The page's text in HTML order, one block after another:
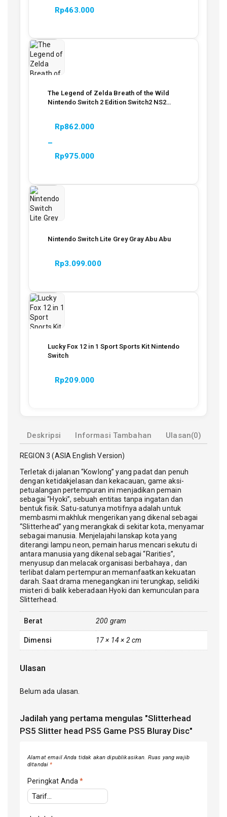
Rp463.000
The Legend of Zelda Breath of the Wild
Nintendo Switch 2 Edition Switch2 NS2
Rp862.000
–
Rp975.000
Nintendo Switch Lite Grey Gray Abu Abu
Rp3.099.000
Lucky Fox 12 in 1 Sport Sports Kit Nintendo
Switch
Rp209.000
Deskripsi Informasi Tambahan Ulasan(0)
REGION 3 (ASIA English Version)
Terletak di jalanan “Kowlong” yang padat dan penuh
dengan ketidakjelasan dan kekacauan, game aksi-
petualangan pertempuran ini menjadikan pemain
sebagai “Hyoki”, sebuah entitas tanpa ingatan dan
bentuk fisik. Satu-satunya motifnya adalah untuk
membasmi makhluk mengerikan yang dikenal sebagai
“Slitterhead” yang merangkak di sekitar kota, menyamar
sebagai manusia. Menjelajahi lanskap kota yang
diterangi lampu neon, pemain harus mencari sekutu di
antara manusia yang dikenal sebagai “Rarities”,
menyusup dan melacak organisasi berbahaya , dan
terlibat dalam pertempuran memanfaatkan kekuatan
darah. Saat drama menegangkan ini terungkap, selidiki
misteri di balik keberadaan Hyoki dan kemunculan para
Slitterhead.
Berat 200 gram
Dimensi 17 × 14 × 2 cm
Ulasan
Belum ada ulasan.
Jadilah yang pertama mengulas "Slitterhead
PS5 Slitter head PS5 Game PS5 Bluray Disc"
Alamat email Anda tidak akan dipublikasikan. Ruas yang wajib
ditandai*
Peringkat Anda*